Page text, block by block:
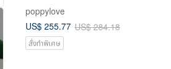
villain
poppylove
US$ 255.77 US$ 284.18
สั่งทำพิเศษ